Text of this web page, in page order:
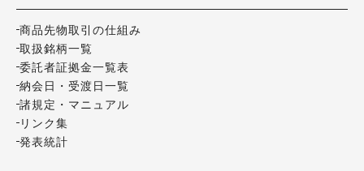
商品先物取引の仕組み
取扱銘柄一覧
委託者証拠金一覧表
納会日・受渡日一覧
諸規定・マニュアル
リンク集
発表統計